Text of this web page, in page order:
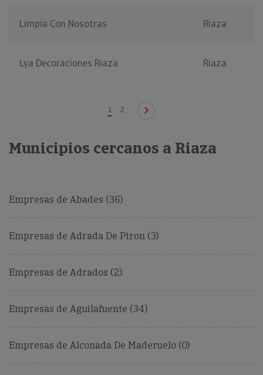
Limpia Con Nosotras Riaza
Lya Decoraciones Riaza Riaza
1 2
Municipios cercanos a Riaza
Empresas de Abades (36)
Empresas de Adrada De Piron (3)
Empresas de Adrados (2)
Empresas de Aguilafuente (34)
Empresas de Alconada De Maderuelo (0)